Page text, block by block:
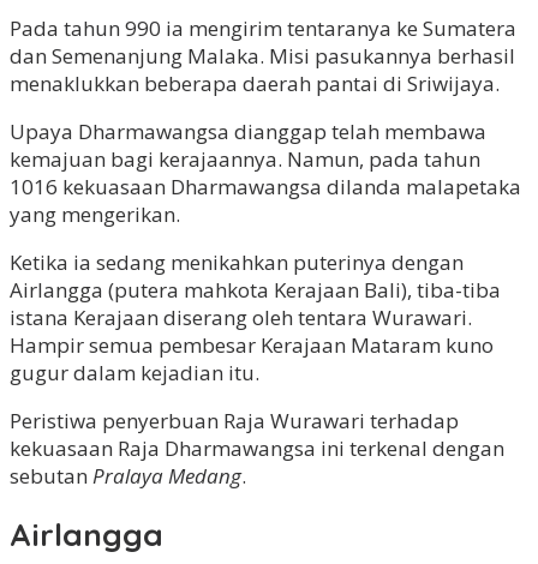
Pada tahun 990 ia mengirim tentaranya ke Sumatera
dan Semenanjung Malaka. Misi pasukannya berhasil
menaklukkan beberapa daerah pantai di Sriwijaya.
Upaya Dharmawangsa dianggap telah membawa
kemajuan bagi kerajaannya. Namun, pada tahun
1016 kekuasaan Dharmawangsa dilanda malapetaka
yang mengerikan.
Ketika ia sedang menikahkan puterinya dengan
Airlangga (putera mahkota Kerajaan Bali), tiba-tiba
istana Kerajaan diserang oleh tentara Wurawari.
Hampir semua pembesar Kerajaan Mataram kuno
gugur dalam kejadian itu.
Peristiwa penyerbuan Raja Wurawari terhadap
kekuasaan Raja Dharmawangsa ini terkenal dengan
sebutan Pralaya Medang.
Airlangga